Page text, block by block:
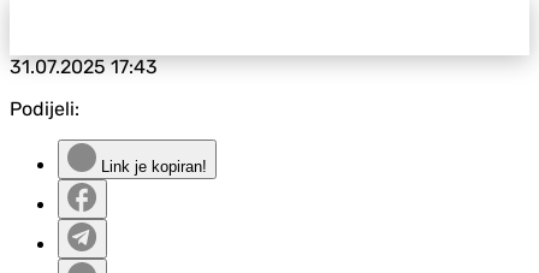
31.07.202517:43
Podijeli:
Link je kopiran!